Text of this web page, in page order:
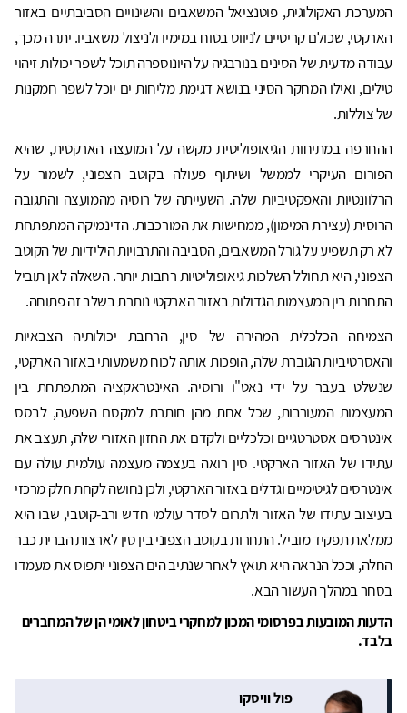
המערכת האקולוגית, פוטנציאל המשאבים והשינויים הסביבתיים באזור
הארקטי, שכולם קריטיים לניווט בטוח במימיו ולניצול משאביו. יתרה מכך,
עבודה מדעית של הסינים בנורבגיה על היונוספרה תוכל לשפר יכולות זיהוי
טילים, ואילו המחקר הסיני בנושא דגימת מליחות ים יוכל לשפר חמקנות
של צוללות.
ההחרפה במתיחות הגיאופוליטית מקשה על המועצה הארקטית, שהיא
הפורום העיקרי לממשל ושיתוף פעולה בקוטב הצפוני, לשמור על
הרלוונטיות והאפקטיביות שלה. השעייתה של רוסיה מהמועצה והתגובה
הרוסית (עצירת המימון), ממחישות את המורכבות. הדינמיקה המתפתחת
לא רק תשפיע על גורל המשאבים, הסביבה והתרבויות הילידיות של הקוטב
הצפוני, היא תחולל השלכות גיאופוליטיות רחבות יותר. השאלה לאן תוביל
התחרות בין המעצמות הגדולות באזור הארקטי נותרת בשלב זה פתוחה.
הצמיחה הכלכלית המהירה של סין, הרחבת יכולותיה הצבאיות
והאסרטיביות הגוברת שלה, הופכות אותה לכוח משמעותי באזור הארקטי,
שנשלט בעבר על ידי נאט"ו ורוסיה. האינטראקציה המתפתחת בין
המעצמות המעורבות, שכל אחת מהן חותרת למקסם השפעה, לבסס
אינטרסים אסטרטגיים וכלכליים ולקדם את החזון האזורי שלה, תעצב את
עתידו של האזור הארקטי. סין רואה בעצמה מעצמה עולמית עולה עם
אינטרסים לגיטימיים וגדלים באזור הארקטי, ולכן נחושה לקחת חלק מרכזי
בעיצוב עתידו של האזור ולתרום לסדר עולמי חדש ורב-קוטבי, שבו היא
ממלאת תפקיד מוביל. התחרות בקוטב הצפוני בין סין לארצות הברית כבר
החלה, וככל הנראה היא תואץ לאחר שנתיב הים הצפוני יתפוס את מעמדו
בסחר במהלך העשור הבא.
הדעות המובעות בפרסומי המכון למחקרי ביטחון לאומי הן של המחברים
בלבד.
פול וויסקו